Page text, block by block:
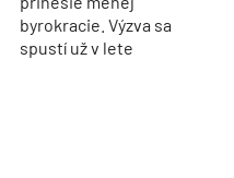
byrokracie. Výzva sa
spustí už v lete